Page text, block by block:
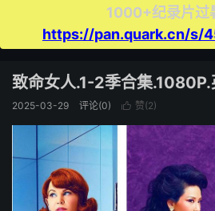
1000+纪录片过
https://pan.quark.cn/s/
致命女人.1-2季合集.1080P.
2025-03-29 评论(0)  赞(2)